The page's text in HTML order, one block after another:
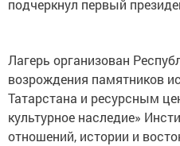
подчеркнул первый
Лагерь организован
возрождения памятников
Татарстана и ресурсным
культурное наследие»
отношений, истории и